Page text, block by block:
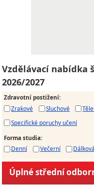
Vzdělávací nabídka
2026/2027
Zdravotní postižení:
Zrakové
Sluchové
Specifické poruchy učení
Forma studia:
Denní
Večerní Dálková
Úplné střední